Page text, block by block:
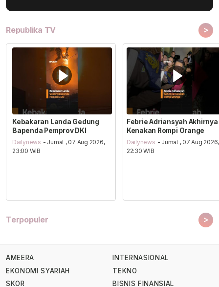
Republika TV >
Kebakaran Landa Gedung
Bapenda Pemprov DKI
Dailynews - Jumat , 07 Aug 2026,
23:00 WIB
Febrie Adriansyah Akhirnya
Kenakan Rompi Orange
Dailynews - Jumat , 07 Aug 2026,
22:30 WIB
Terpopuler >
AMEERA
EKONOMI SYARIAH
SKOR
INTERNASIONAL
TEKNO
BISNIS FINANSIAL